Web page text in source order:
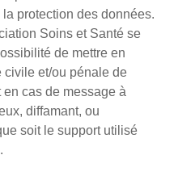
protection des données.
Soins et Santé se
de mettre en
et/ou pénale de
en cas de message à
diffamant, ou
soit le support utilisé